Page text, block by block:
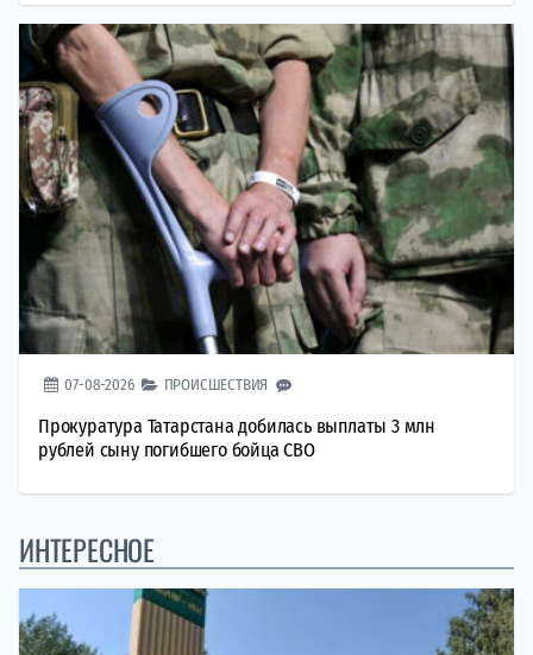
07-08-2026 ПРОИСШЕСТВИЯ
Прокуратура Татарстана добилась выплаты 3 млн
рублей сыну погибшего бойца СВО
ИНТЕРЕСНОЕ